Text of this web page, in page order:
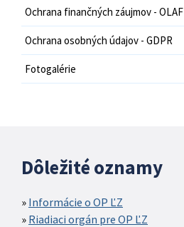
Ochrana finančných záujmov - OLAF
Ochrana osobných údajov - GDPR
Fotogalérie
Dôležité oznamy
Informácie o OP ĽZ
Riadiaci orgán pre OP ĽZ